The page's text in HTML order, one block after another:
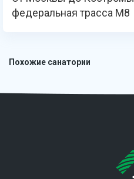
федеральная трасса М8
Похожие санатории